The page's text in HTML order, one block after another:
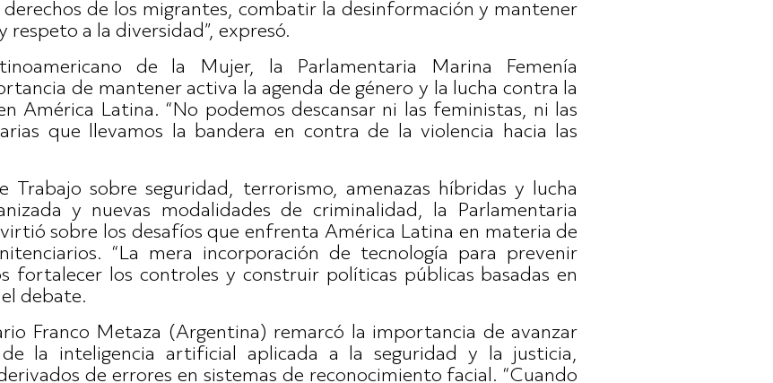
de los migrantes, combatir la desinformación y mantener
respeto a la diversidad”, expresó.
de la Mujer, la Parlamentaria Marina Femenía
de mantener activa la agenda de género y la lucha contra la
América Latina. “No podemos descansar ni las feministas, ni las
que llevamos la bandera en contra de la violencia hacia las
Trabajo sobre seguridad, terrorismo, amenazas híbridas y lucha
y nuevas modalidades de criminalidad, la Parlamentaria
sobre los desafíos que enfrenta América Latina en materia de
“La mera incorporación de tecnología para prevenir
fortalecer los controles y construir políticas públicas basadas en
debate.
Franco Metaza (Argentina) remarcó la importancia de avanzar
la inteligencia artificial aplicada a la seguridad y la justicia,
de errores en sistemas de reconocimiento facial. “Cuando